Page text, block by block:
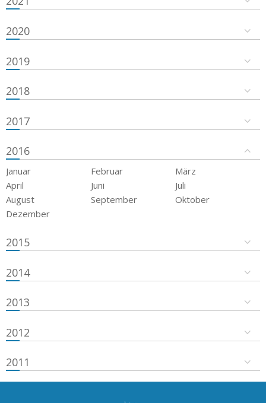
2020
2019
2018
2017
2016
Januar Februar
März
April
Juni
Juli
August
September
Oktober
Dezember
2015
2014
2013
2012
2011